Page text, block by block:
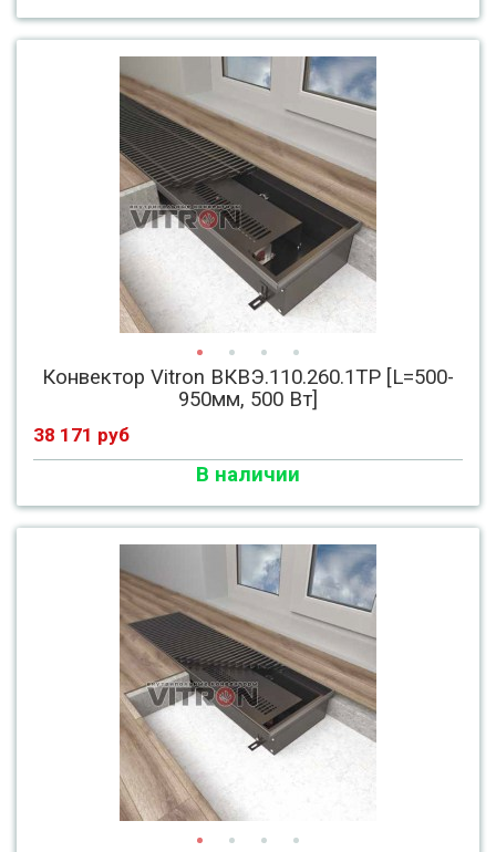
Конвектор Vitron ВКВЭ.110.260.1ТР [L=500-
950мм, 500 Вт]
38 171 руб
В наличии